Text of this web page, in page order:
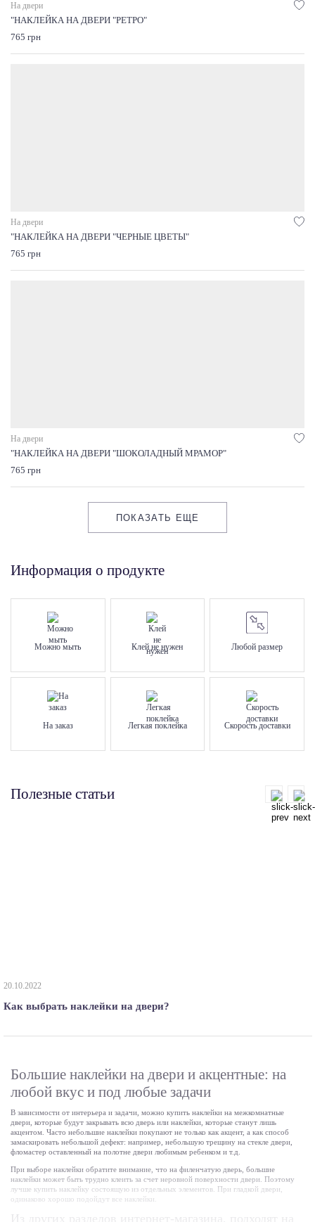
На двери
"НАКЛЕЙКА НА ДВЕРИ "РЕТРО"
765 грн
На двери
"НАКЛЕЙКА НА ДВЕРИ "ЧЕРНЫЕ ЦВЕТЫ"
765 грн
На двери
"НАКЛЕЙКА НА ДВЕРИ "ШОКОЛАДНЫЙ МРАМОР"
765 грн
ПОКАЗАТЬ ЕЩЕ
Информация о продукте
Можно мыть Клей не нужен Любой размер
На заказ Легкая поклейка Скорость доставки
Полезные статьи
20.10.2022
Как выбрать наклейки на двери?
Большие наклейки на двери и акцентные: на
любой вкус и под любые задачи
В зависимости от интерьера и задачи, можно купить наклейки на межкомнатные
двери, которые будут закрывать всю дверь или наклейки, которые станут лишь
акцентом. Часто небольшие наклейки покупают не только как акцент, а как способ
замаскировать небольшой дефект: например, небольшую трещину на стекле двери,
фломастер оставленный на полотне двери любимым ребенком и т.д.
При выборе наклейки обратите внимание, что на филенчатую дверь, большие
наклейки может быть трудно клеить за счет неровной поверхности двери. Поэтому
лучше купить наклейку состоящую из отдельных элементов. При гладкой двери,
одинаково хорошо подойдут все наклейки.
Из других разделов интернет-магазина, подходят на